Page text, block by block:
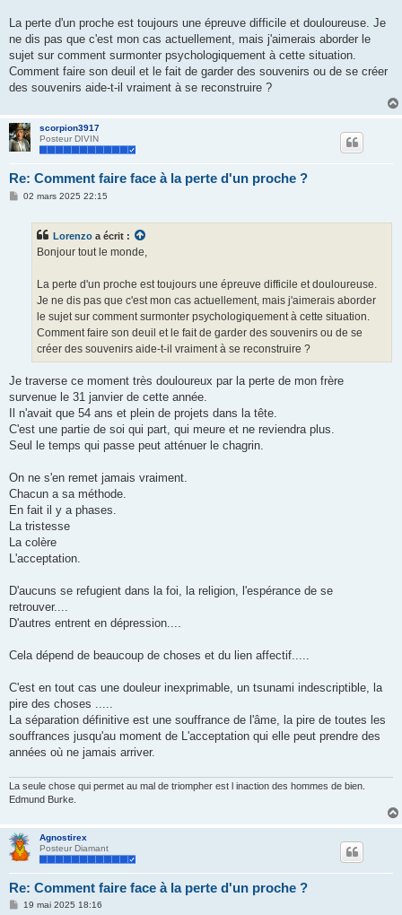
g
La perte d'un proche est toujours une épreuve difficile et douloureuse. Je
ne dis pas que c'est mon cas actuellement, mais j'aimerais aborder le
sujet sur comment surmonter psychologiquement à cette situation.
Comment faire son deuil et le fait de garder des souvenirs ou de se créer
des souvenirs aide-t-il vraiment à se reconstruire ?
scorpion3917
Posteur DIVIN
Re: Comment faire face à la perte d'un proche ?
M02 mars 2025 22:15
Lorenzo a écrit :
Bonjour tout le monde,
La perte d'un proche est toujours une épreuve difficile et douloureuse.
Je ne dis pas que c'est mon cas actuellement, mais j'aimerais aborder
le sujet sur comment surmonter psychologiquement à cette situation.
Comment faire son deuil et le fait de garder des souvenirs ou de se
créer des souvenirs aide-t-il vraiment à se reconstruire ?
Je traverse ce moment très douloureux par la perte de mon frère
survenue le 31 janvier de cette année.
Il n'avait que 54 ans et plein de projets dans la tête.
C'est une partie de soi qui part, qui meure et ne reviendra plus.
Seul le temps qui passe peut atténuer le chagrin.
On ne s'en remet jamais vraiment.
Chacun a sa méthode.
En fait il y a phases.
La tristesse
La colère
L'acceptation.
D'aucuns se refugient dans la foi, la religion, l'espérance de se
retrouver....
D'autres entrent en dépression....
Cela dépend de beaucoup de choses et du lien affectif.....
C'est en tout cas une douleur inexprimable, un tsunami indescriptible, la
pire des choses .....
La séparation définitive est une souffrance de l'âme, la pire de toutes les
souffrances jusqu'au moment de L'acceptation qui elle peut prendre des
années où ne jamais arriver.
La seule chose qui permet au mal de triompher est l inaction des hommes de bien.
Edmund Burke.
Agnostirex
Posteur Diamant
Re: Comment faire face à la perte d'un proche ?
M
19 mai 2025 18:16